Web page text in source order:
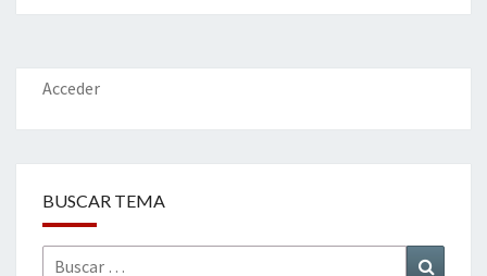
o
o
k
er dI
n
l
p
ar
Acceder
BUSCAR TEMA
Buscar